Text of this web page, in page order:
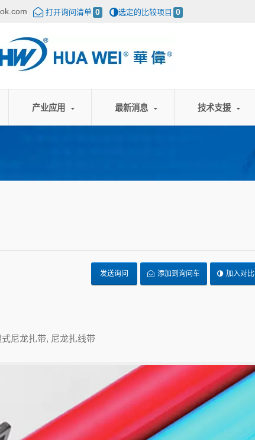
打开询问清单 0 选定的比较项目 0
产业应用 最新消息 技术支援
发送询问 添加到询问车 加入对比
尼龙扎带, 尼龙扎线带